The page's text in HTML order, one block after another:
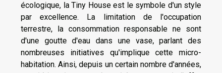
écologique, la Tiny House est le symbole d'un style
par excellence. La limitation de l'occupation
terrestre, la consommation responsable ne sont
d'une goutte d'eau dans une vase, parlant des
nombreuses initiatives qu'implique cette micro-
habitation. Ainsi, depuis un certain nombre d'années,